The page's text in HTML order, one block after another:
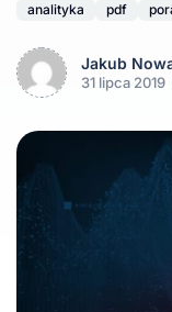
analityka pdf
Jakub
31 lipca 2019